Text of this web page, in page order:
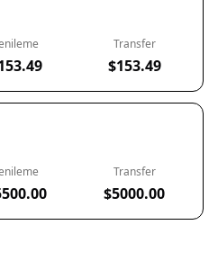
Transfer
$153.49
Transfer
$5000.00